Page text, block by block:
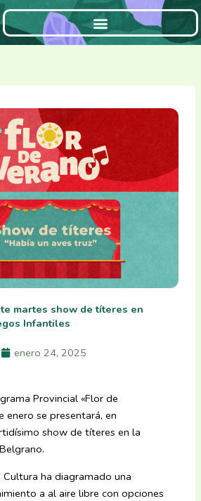
martes show de títeres en
Infantiles
enero 24, 2025
Provincial «Flor de
enero se presentará, en
show de títeres en la
Cultura ha diagramado una
a al aire libre con opciones